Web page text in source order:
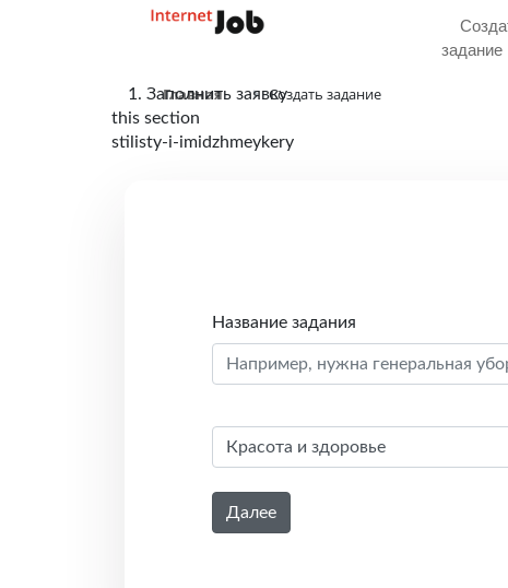
задание
Главная Создать задание
1. Заполнить заявку
this section
stilisty-i-imidzhmeykery
Название задания
Далее